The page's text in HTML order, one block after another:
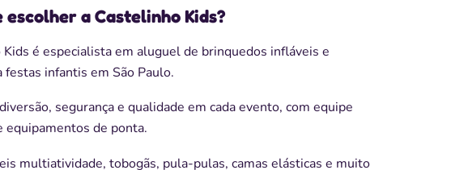
escolher a Castelinho Kids?
é especialista em aluguel de brinquedos infláveis e
festas infantis em São Paulo.
segurança e qualidade em cada evento, com equipe
equipamentos de ponta.
multiatividade, tobogãs, pula-pulas, camas elásticas e muito